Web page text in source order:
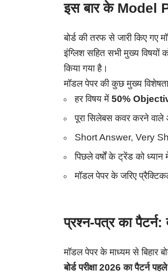
इस बार के Model
बोर्ड की तरफ से जारी किए गए
इंग्लिश सहित सभी मुख्य विषयों
किया गया है।
मॉडल पेपर की कुछ मुख्य
हर विषय में 50%
पूरा सिलेबस कवर करने वाले
Short Answer, Very
पिछले वर्षों के ट्रेंड को
मॉडल पेपर के जरिए
प्रश्न-पत्र का पैटर्न:
मॉडल पेपर के माध्यम से बिहार
बोर्ड परीक्षा 2026 का पैटर्न